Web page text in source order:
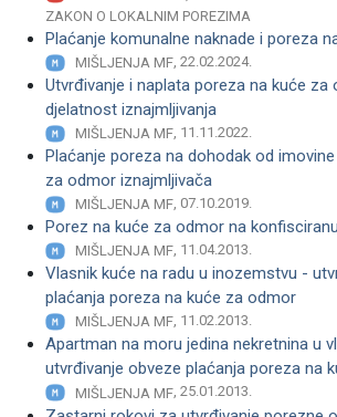
ZAKON O LOKALNIM POREZIMA
Plaćanje komunalne naknade i poreza
MIŠLJENJA MF, 22.02.2024.
Utvrđivanje i naplata poreza na kuće za
djelatnost iznajmljivanja
MIŠLJENJA MF, 11.11.2022.
Plaćanje poreza na dohodak od
za odmor iznajmljivača
MIŠLJENJA MF, 07.10.2019.
Porez na kuće za odmor na
MIŠLJENJA MF, 11.04.2013.
Vlasnik kuće na radu u inozemstvu -
plaćanja poreza na kuće za odmor
MIŠLJENJA MF, 11.02.2013.
Apartman na moru jedina nekretnina u
utvrđivanje obveze plaćanja poreza na
MIŠLJENJA MF, 25.01.2013.